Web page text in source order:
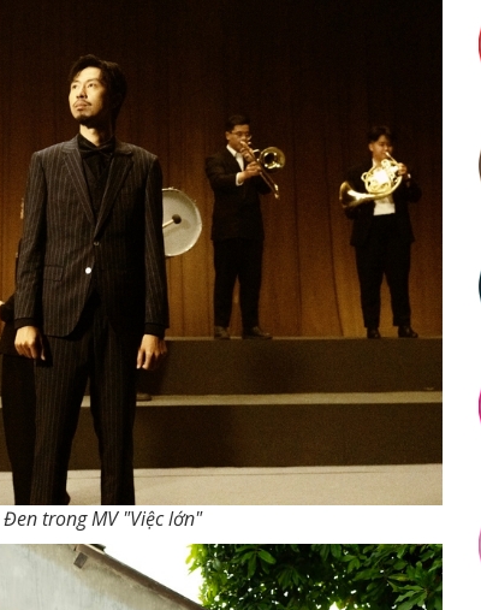
trong MV "Việc lớn"